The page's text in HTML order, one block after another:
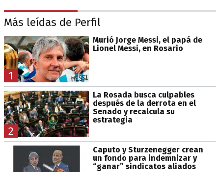
Más leídas de Perfil
1
Murió Jorge Messi, el papá de
Lionel Messi, en Rosario
2
La Rosada busca culpables
después de la derrota en el
Senado y recalcula su
estrategia
Caputo y Sturzenegger crean
un fondo para indemnizar y
“ganar” sindicatos aliados